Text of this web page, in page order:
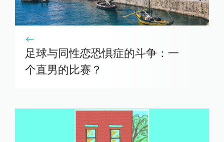
足球与同性恋恐惧症的斗争：一
个直男的比赛？